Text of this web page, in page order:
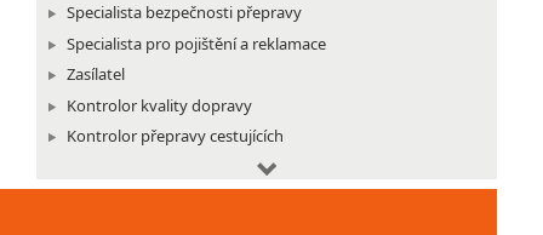
Specialista bezpečnosti přepravy
Specialista pro pojištění a reklamace
Zasílatel
Kontrolor kvality dopravy
Kontrolor přepravy cestujících